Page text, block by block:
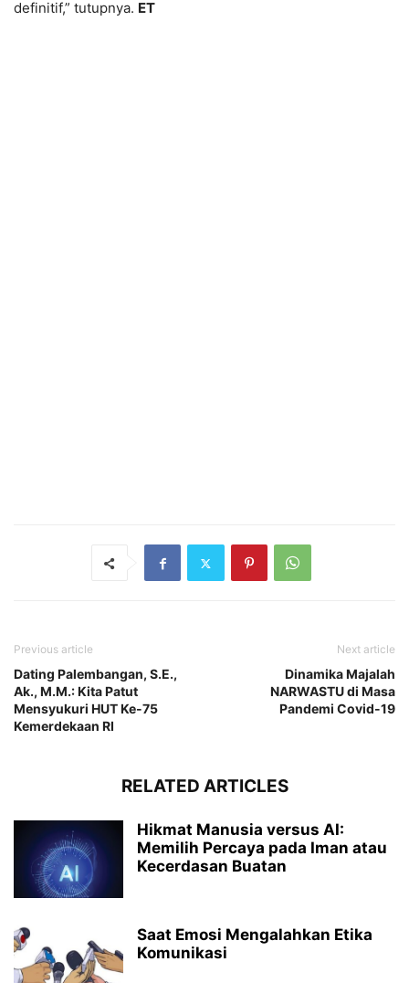
definitif,” tutupnya. ET
Previous article
Dating Palembangan, S.E.,
Ak., M.M.: Kita Patut
Mensyukuri HUT Ke-75
Kemerdekaan RI
Next article
Dinamika Majalah
NARWASTU di Masa
Pandemi Covid-19
RELATED ARTICLES
Hikmat Manusia versus AI:
Memilih Percaya pada Iman atau
Kecerdasan Buatan
Saat Emosi Mengalahkan Etika
Komunikasi